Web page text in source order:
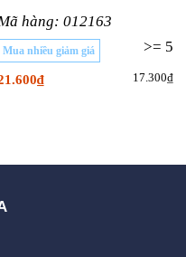
hàng: 012163
>= 5
Mua nhiều giảm giá
17.300₫